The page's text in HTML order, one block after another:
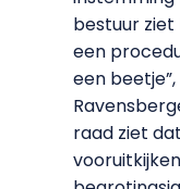
bestuur ziet
een
een
raad ziet